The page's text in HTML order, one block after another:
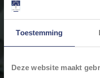
Toestemming
Deze website maakt